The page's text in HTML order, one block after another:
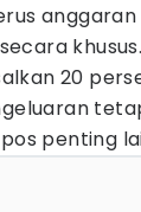
20
penting